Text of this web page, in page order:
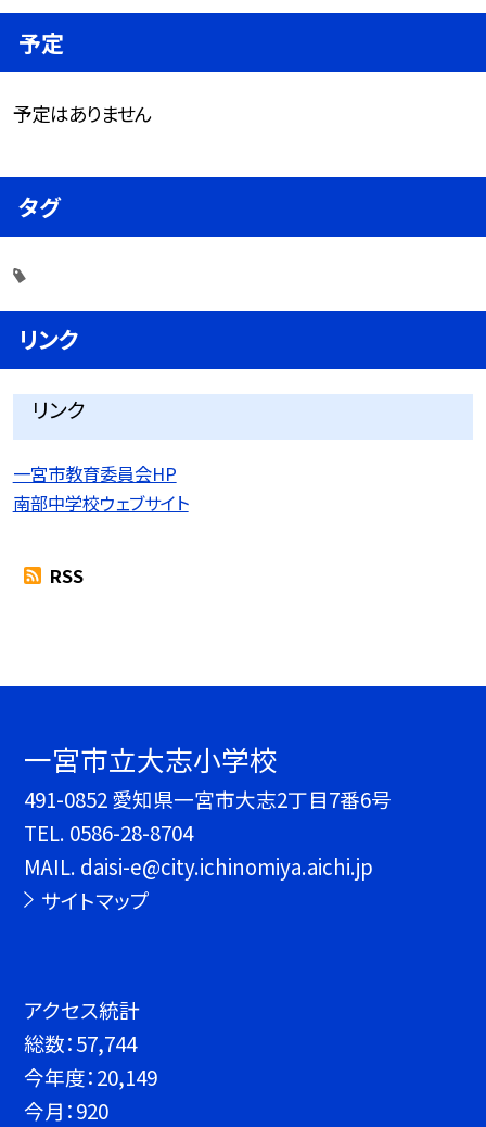
予定
予定はありません
タグ
リンク
リンク
一宮市教育委員会HP
南部中学校ウェブサイト
RSS
一宮市立大志小学校
491-0852 愛知県一宮市大志2丁目7番6号
TEL. 0586-28-8704
MAIL. daisi-e@city.ichinomiya.aichi.jp
サイトマップ
アクセス統計
総数：57,744
今年度：20,149
今月：920